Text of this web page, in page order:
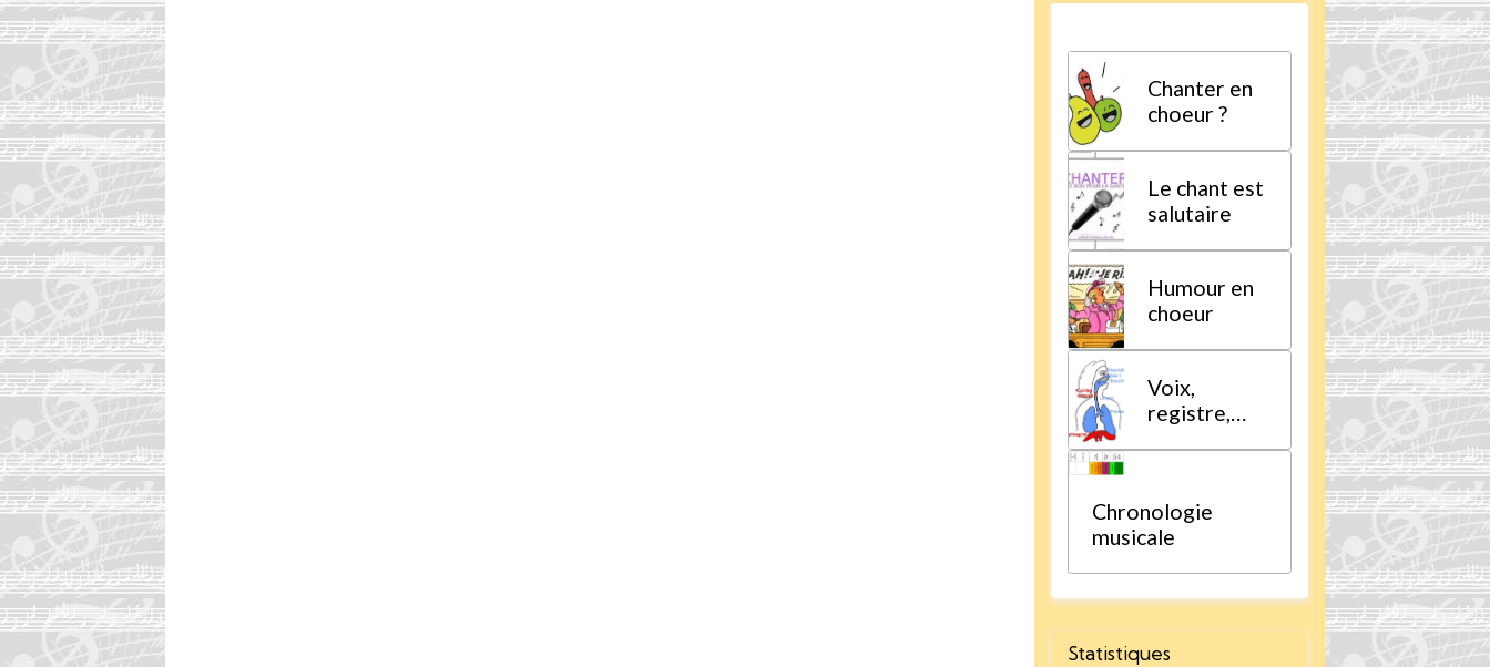
Chanter en
choeur ?
Le chant est
salutaire
Humour en
choeur
Voix,
registre,
Chronologie
musicale
Statistiques